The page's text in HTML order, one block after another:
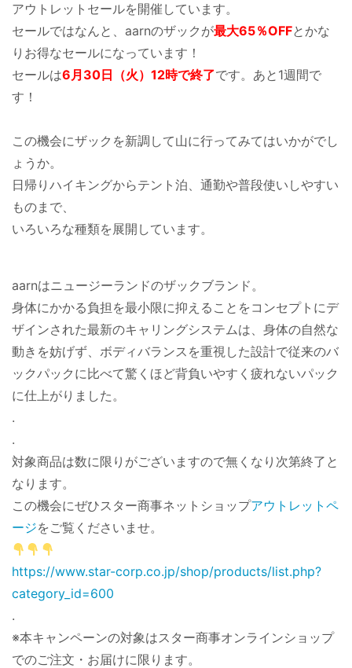
アウトレットセールを開催しています。
セールではなんと、aarnのザックが最大65％OFFとかな
りお得なセールになっています！
セールは6月30日（火）12時で終了です。あと1週間で
す！
この機会にザックを新調して山に行ってみてはいかがでし
ょうか。
日帰りハイキングからテント泊、通勤や普段使いしやすい
ものまで、
いろいろな種類を展開しています。
aarnはニュージーランドのザックブランド。
身体にかかる負担を最小限に抑えることをコンセプトにデ
ザインされた最新のキャリングシステムは、身体の自然な
動きを妨げず、ボディバランスを重視した設計で従来のバ
ックパックに比べて驚くほど背負いやすく疲れないパック
に仕上がりました。
.
.
対象商品は数に限りがございますので無くなり次第終了と
なります。
この機会にぜひスター商事ネットショップアウトレットペ
ージをご覧くださいませ。
https://www.star-corp.co.jp/shop/products/list.php?
category_id=600
.
※本キャンペーンの対象はスター商事オンラインショップ
でのご注文・お届けに限ります。